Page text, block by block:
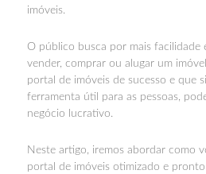
imóveis.
O público busca por mais facilidade
vender, comprar ou alugar um
portal de imóveis de sucesso e que
ferramenta útil para as pessoas,
negócio lucrativo.
Neste artigo, iremos abordar como
portal de imóveis otimizado e